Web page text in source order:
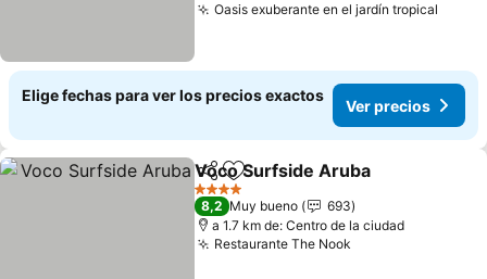
Oasis exuberante en el jardín tropical
Elige fechas para ver los precios exactos
Ver precios
CompartirAgregar a favoritos
Voco Surfside Aruba
4 Estrellas
8,2 Muy bueno
693
a 1.7 km de: Centro de la ciudad
Restaurante The Nook